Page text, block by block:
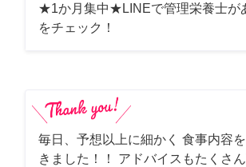
★1か月集中★LINEで管理栄養士が
をチェック！
毎日、予想以上に細かく 食事内容
きました！！ アドバイスもたくさ